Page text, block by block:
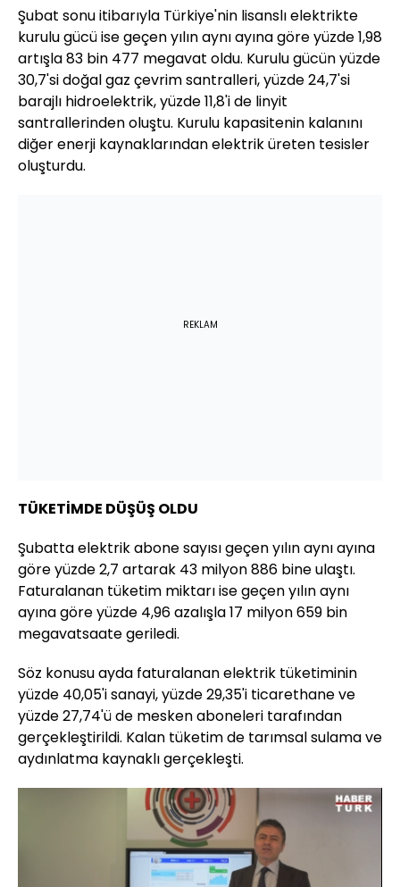
Şubat sonu itibarıyla Türkiye'nin lisanslı elektrikte
kurulu gücü ise geçen yılın aynı ayına göre yüzde 1,98
artışla 83 bin 477 megavat oldu. Kurulu gücün yüzde
30,7'si doğal gaz çevrim santralleri, yüzde 24,7'si
barajlı hidroelektrik, yüzde 11,8'i de linyit
santrallerinden oluştu. Kurulu kapasitenin kalanını
diğer enerji kaynaklarından elektrik üreten tesisler
oluşturdu.
REKLAM
TÜKETİMDE DÜŞÜŞ OLDU
Şubatta elektrik abone sayısı geçen yılın aynı ayına
göre yüzde 2,7 artarak 43 milyon 886 bine ulaştı.
Faturalanan tüketim miktarı ise geçen yılın aynı
ayına göre yüzde 4,96 azalışla 17 milyon 659 bin
megavatsaate geriledi.
Söz konusu ayda faturalanan elektrik tüketiminin
yüzde 40,05'i sanayi, yüzde 29,35'i ticarethane ve
yüzde 27,74'ü de mesken aboneleri tarafından
gerçekleştirildi. Kalan tüketim de tarımsal sulama ve
aydınlatma kaynaklı gerçekleşti.